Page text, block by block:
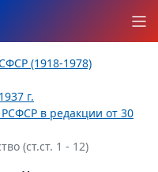
(1918-1978)
г.
в редакции от 30
(ст.ст. 1 - 12)